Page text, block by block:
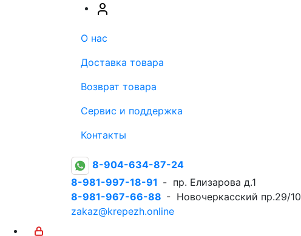
О нас
Доставка товара
Возврат товара
Сервис и поддержка
Контакты
8-904-634-87-24
8-981-997-18-91 - пр. Елизарова д.1
8-981-967-66-88 - Новочеркасский пр.29/10
zakaz@krepezh.online